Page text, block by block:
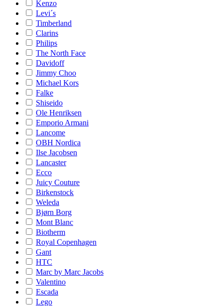
Kenzo
Levi´s
Timberland
Clarins
Philips
The North Face
Davidoff
Jimmy Choo
Michael Kors
Falke
Shiseido
Ole Henriksen
Emporio Armani
Lancome
OBH Nordica
Ilse Jacobsen
Lancaster
Ecco
Juicy Couture
Birkenstock
Weleda
Bjørn Borg
Mont Blanc
Biotherm
Royal Copenhagen
Gant
HTC
Marc by Marc Jacobs
Valentino
Escada
Lego